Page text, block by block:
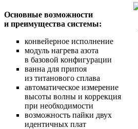
Основные возможности
и преимущества системы:
конвейерное исполнение
модуль нагрева азота
в базовой конфигурации
ванна для припоя
из титанового сплава
автоматическое измерение
высоты волны и коррекция
при необходимости
возможность пайки двух
идентичных плат